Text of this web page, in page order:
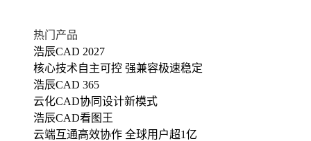
热门产品
浩辰CAD 2027
核心技术自主可控 强兼容极速稳定
浩辰CAD 365
云化CAD协同设计新模式
浩辰CAD看图王
云端互通高效协作 全球用户超1亿